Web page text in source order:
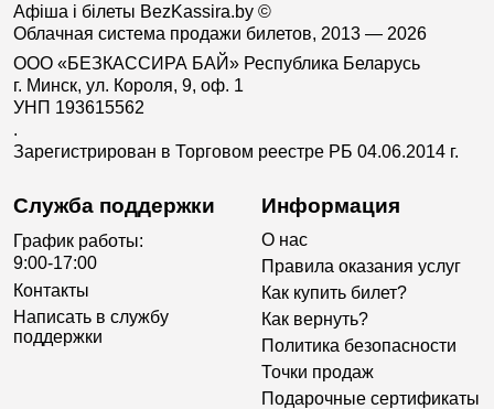
Афіша і білеты BezKassira.by ©
Облачная система продажи билетов, 2013 — 2026
ООО «БЕЗКАССИРА БАЙ» Республика Беларусь
г. Минск, ул. Короля, 9, оф. 1
УНП 193615562
.
Зарегистрирован в Торговом реестре РБ 04.06.2014 г.
Служба поддержки
График работы:
9:00-17:00
Контакты
Написать в службу
поддержки
Информация
О нас
Правила оказания услуг
Как купить билет?
Как вернуть?
Политика безопасности
Точки продаж
Подарочные сертификаты